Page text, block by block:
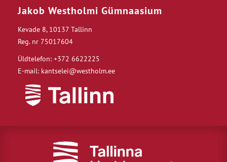
Jakob Westholmi Gümnaasium
Kevade 8, 10137 Tallinn
Reg. nr 75017604
Üldtelefon: +372 6622225
E-mail: kantselei@westholm.ee